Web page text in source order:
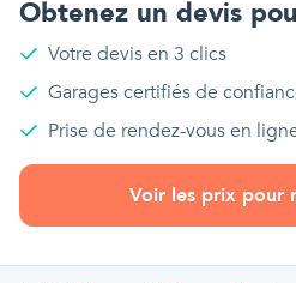
Obtenez un devis
Votre devis en 3 clics
Garages certifiés de
Prise de rendez-vous en
Voir les prix pour